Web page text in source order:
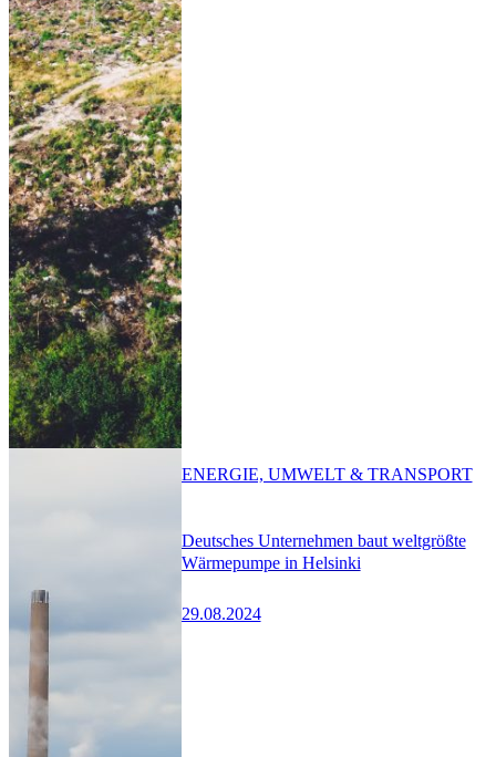
Deutsches Unternehmen baut weltgrößte
Wärmepumpe in Helsinki
29.08.2024
ENERGIE, UMWELT & TRANSPORT